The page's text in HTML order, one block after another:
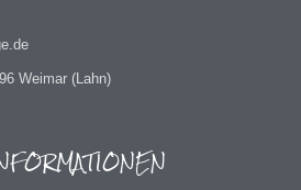
Weimar (Lahn)